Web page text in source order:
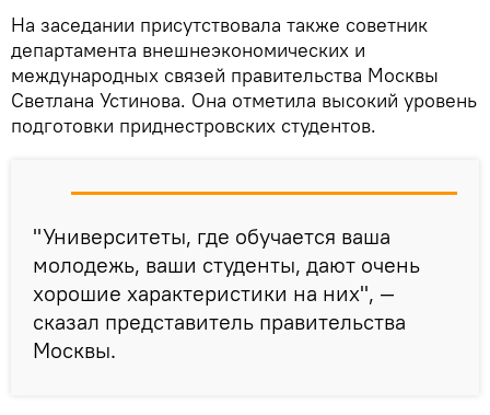
На заседании присутствовала также советник
департамента внешнеэкономических и
международных связей правительства Москвы
Светлана Устинова. Она отметила высокий уровень
подготовки приднестровских студентов.
"Университеты, где обучается ваша
молодежь, ваши студенты, дают очень
хорошие характеристики на них", —
сказал представитель правительства
Москвы.